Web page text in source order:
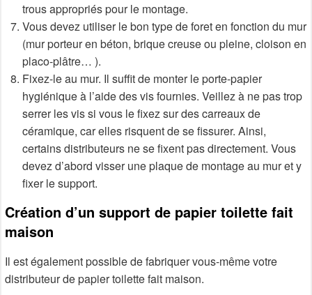
trous appropriés pour le montage.
Vous devez utiliser le bon type de foret en fonction du mur
(mur porteur en béton, brique creuse ou pleine, cloison en
placo-plâtre… ).
Fixez-le au mur. Il suffit de monter le porte-papier
hygiénique à l’aide des vis fournies. Veillez à ne pas trop
serrer les vis si vous le fixez sur des carreaux de
céramique, car elles risquent de se fissurer. Ainsi,
certains distributeurs ne se fixent pas directement. Vous
devez d’abord visser une plaque de montage au mur et y
fixer le support.
Création d’un support de papier toilette fait
maison
Il est également possible de fabriquer vous-même votre
distributeur de papier toilette fait maison.